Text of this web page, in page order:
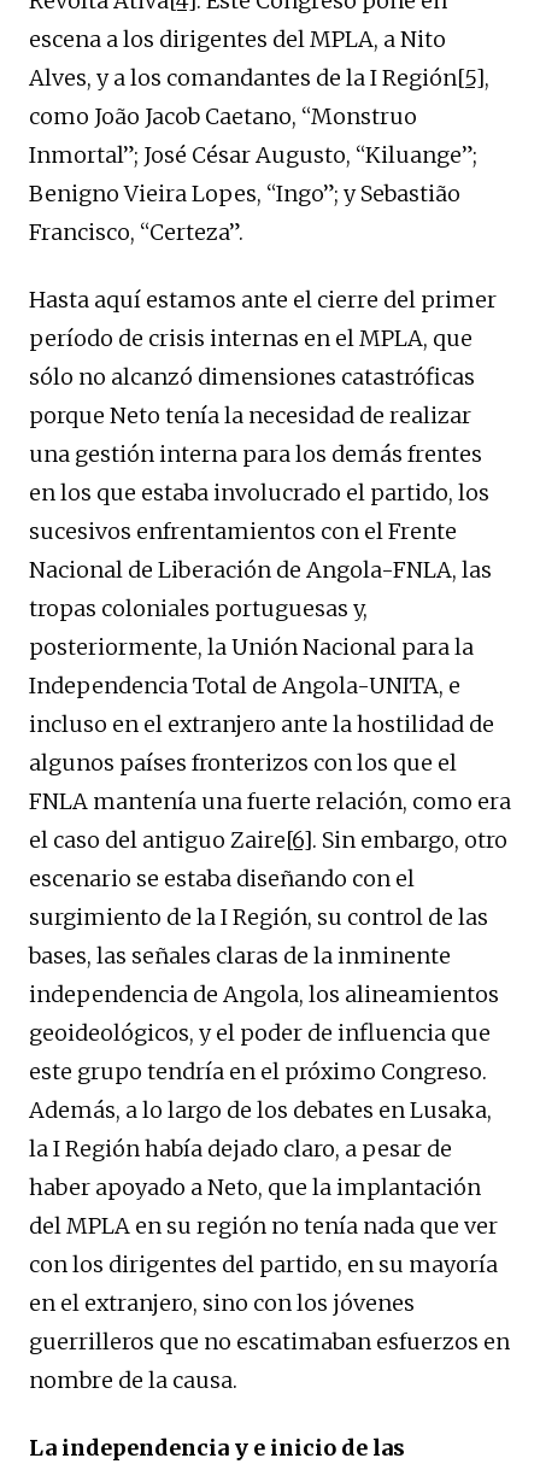
escena a los dirigentes del MPLA, a Nito
Alves, y a los comandantes de la I Región[5],
como João Jacob Caetano, “Monstruo
Inmortal”; José César Augusto, “Kiluange”;
Benigno Vieira Lopes, “Ingo”; y Sebastião
Francisco, “Certeza”.
Hasta aquí estamos ante el cierre del primer
período de crisis internas en el MPLA, que
sólo no alcanzó dimensiones catastróficas
porque Neto tenía la necesidad de realizar
una gestión interna para los demás frentes
en los que estaba involucrado el partido, los
sucesivos enfrentamientos con el Frente
Nacional de Liberación de Angola-FNLA, las
tropas coloniales portuguesas y,
posteriormente, la Unión Nacional para la
Independencia Total de Angola-UNITA, e
incluso en el extranjero ante la hostilidad de
algunos países fronterizos con los que el
FNLA mantenía una fuerte relación, como era
el caso del antiguo Zaire[6]. Sin embargo, otro
escenario se estaba diseñando con el
surgimiento de la I Región, su control de las
bases, las señales claras de la inminente
independencia de Angola, los alineamientos
geoideológicos, y el poder de influencia que
este grupo tendría en el próximo Congreso.
Además, a lo largo de los debates en Lusaka,
la I Región había dejado claro, a pesar de
haber apoyado a Neto, que la implantación
del MPLA en su región no tenía nada que ver
con los dirigentes del partido, en su mayoría
en el extranjero, sino con los jóvenes
guerrilleros que no escatimaban esfuerzos en
nombre de la causa.
La independencia y e inicio de las